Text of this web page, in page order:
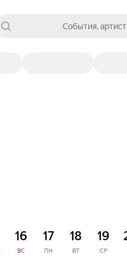
События,
16
ВС
17
ПН
18
ВТ
19
СР